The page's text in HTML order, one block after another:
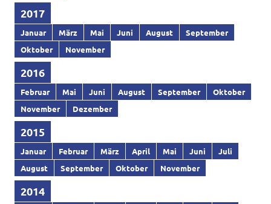
2017
Januar März Mai Juni August
September
Oktober
November
2016
Februar Mai Juni August September
Oktober
November
Dezember
2015
Januar Februar März April Mai Juni
Juli
August
September Oktober November
2014